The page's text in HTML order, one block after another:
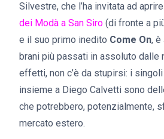
Silvestre, che l’ha invitata ad aprire
dei Modà a San Siro (di fronte a
e il suo primo inedito Come On, è
brani più passati in assoluto dalle
effetti, non c’è da stupirsi: i
insieme a Diego Calvetti sono
che potrebbero, potenzialmente,
mercato estero.